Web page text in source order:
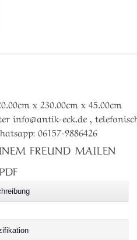
x 230.00cm x 45.00cm
info@antik-eck.de ,
06157-9886426
FREUND MAILEN